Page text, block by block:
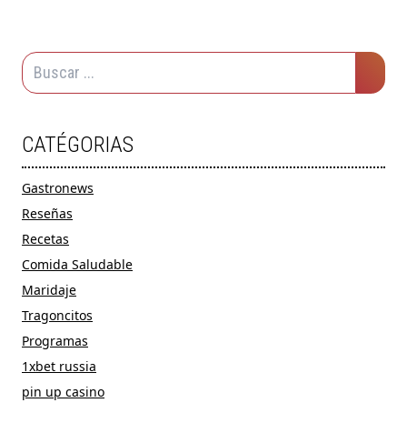
CATÉGORIAS
Gastronews
Reseñas
Recetas
Comida Saludable
Maridaje
Tragoncitos
Programas
1xbet russia
pin up casino